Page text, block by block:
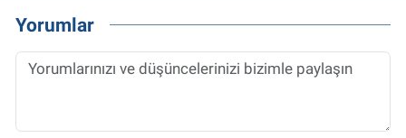
Yorumlar